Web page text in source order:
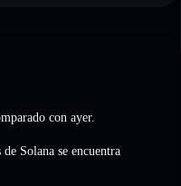
con ayer.
Solana se encuentra